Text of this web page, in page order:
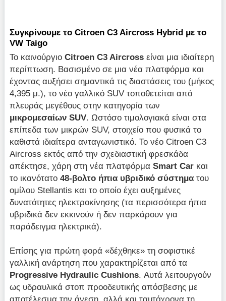
Συγκρίνουμε το Citroen C3 Aircross Hybrid με το
VW Taigo
Το καινούργιοCitroen C3 Aircross είναι μια ιδιαίτερη
περίπτωση. Βασισμένο σε μια νέα πλατφόρμα και
έχοντας αυξήσει σημαντικά τις διαστάσεις του (μήκος
4,395 μ.), το νέο γαλλικό SUV τοποθετείται από
πλευράς μεγέθους στην κατηγορία των
μικρομεσαίωνSUV. Ωστόσο τιμολογιακά είναι στα
επίπεδα των μικρών SUV, στοιχείο που φυσικά το
καθιστά ιδιαίτερα ανταγωνιστικό. Το νέο Citroen C3
Aircross εκτός από την σχεδιαστική φρεσκάδα
απέκτησε, χάρη στη νέα πλατφόρμαSmart Car και
το ικανότατο48-βολτο ήπια υβριδικό σύστημα του
ομίλου Stellantis και το οποίο έχει αυξημένες
δυνατότητες ηλεκτροκίνησης (τα περισσότερα ήπια
υβριδικά δεν εκκινούν ή δεν παρκάρουν για
παράδειγμα ηλεκτρικά).
Επίσης για πρώτη φορά «δέχθηκε» τη σοφιστικέ
γαλλική ανάρτηση που χαρακτηρίζεται από τα
Progressive Hydraulic Cushions. Αυτά λειτουργούν
ως υδραυλικά στοπ προοδευτικής απόσβεσης με
αποτέλεσμα την άνεση, αλλά και ταυτόχρονα τη